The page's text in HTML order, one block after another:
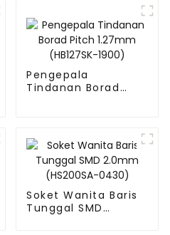
Pengepala
Tindanan Borad
Soket Wanita Baris
Tunggal SMD